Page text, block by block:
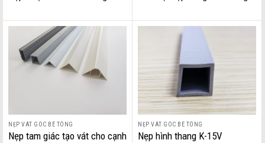
Cho Công Trình Hiện Đại
NẸP VÁT GÓC BÊ TÔNG
Nẹp tam giác tạo vát cho cạnh
NẸP VÁT GÓC BÊ TÔNG
Nẹp hình thang K-15V